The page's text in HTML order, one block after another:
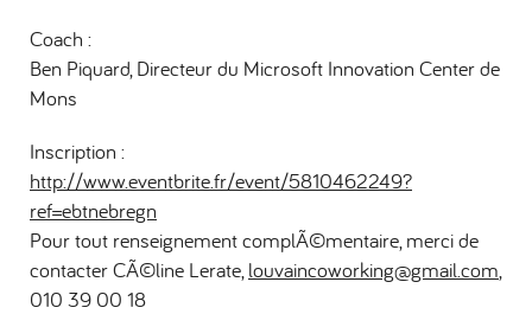
Coach :
Ben Piquard, Directeur du Microsoft Innovation Center de
Mons
Inscription :
http://www.eventbrite.fr/event/5810462249?
ref=ebtnebregn
Pour tout renseignement complÃ©mentaire, merci de
contacter CÃ©line Lerate,louvaincoworking@gmail.com,
010 39 00 18